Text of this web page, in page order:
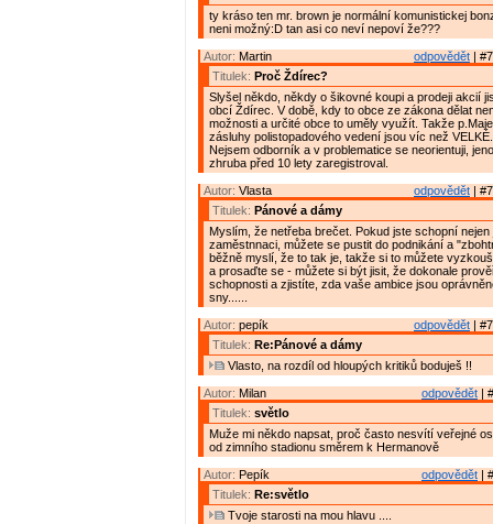
ty kráso ten mr. brown je normální komunistickej
neni možný:D tan asi co neví nepoví že???
odpovědět |
Autor: Martin
Titulek: Proč Ždírec?
Slyšel někdo, někdy o šikovné koupi a prodeji akcií
obcí Ždírec. V době, kdy to obce ze zákona dělat
možnosti a určité obce to uměly využít. Takže
zásluhy polistopadového vedení jsou víc než VELKÉ.
Nejsem odborník a v problematice se neorientuji,
zhruba před 10 lety zaregistroval.
odpovědět |
Autor: Vlasta
Titulek: Pánové a dámy
Myslím, že netřeba brečet. Pokud jste schopní nejen
zaměstnnaci, můžete se pustit do podnikání a
běžně myslí, že to tak je, takže si to můžete
a prosaďte se - můžete si být jisit, že dokonale
schopnosti a zjistíte, zda vaše ambice jsou
sny......
odpovědět |
Autor: pepík
Titulek: Re:Pánové a dámy
Vlasto, na rozdíl od hloupých kritiků boduješ !!
odpovědět |
Autor: Milan
Titulek: světlo
Muže mi někdo napsat, proč často nesvítí veřejné
od zimního stadionu směrem k Hermanově
odpovědět |
Autor: Pepík
Titulek: Re:světlo
Tvoje starosti na mou hlavu ....